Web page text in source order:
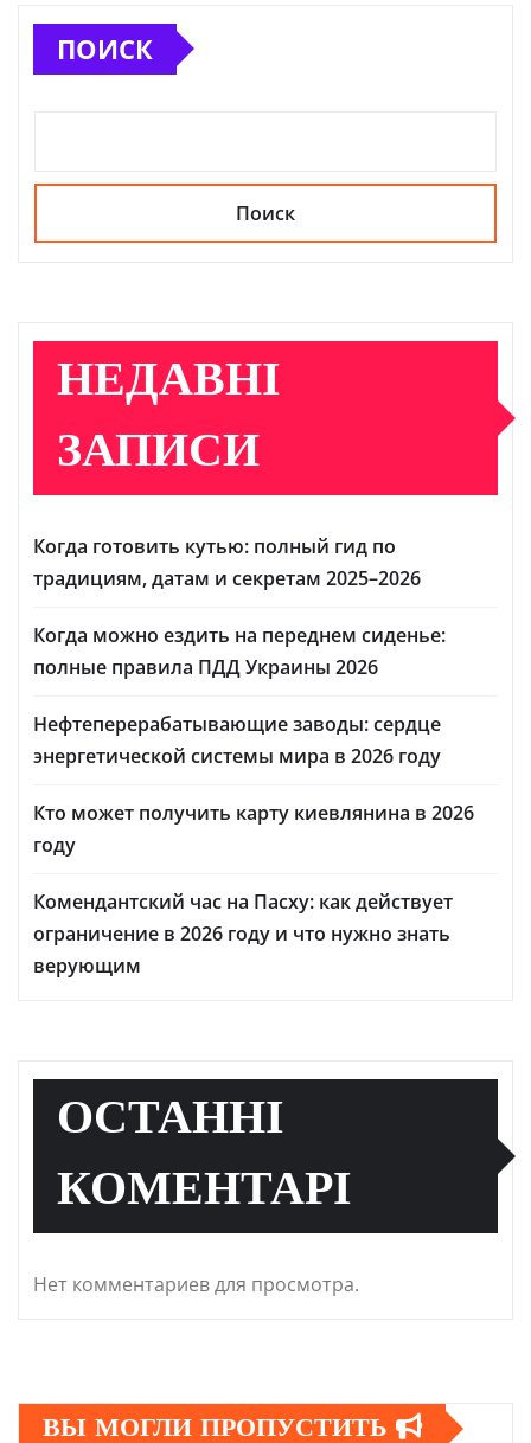
ПОИСК
Поиск
НЕДАВНІ
ЗАПИСИ
Когда готовить кутью: полный гид по
традициям, датам и секретам 2025–2026
Когда можно ездить на переднем сиденье:
полные правила ПДД Украины 2026
Нефтеперерабатывающие заводы: сердце
энергетической системы мира в 2026 году
Кто может получить карту киевлянина в 2026
году
Комендантский час на Пасху: как действует
ограничение в 2026 году и что нужно знать
верующим
ОСТАННІ
КОМЕНТАРІ
Нет комментариев для просмотра.
ВЫ МОГЛИ ПРОПУСТИТЬ